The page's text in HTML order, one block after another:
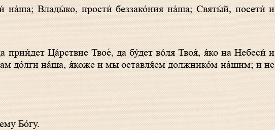
до́лги на́ша, я́коже и мы оставля́ем должнико́м на́шим; и не
Бо́гу.